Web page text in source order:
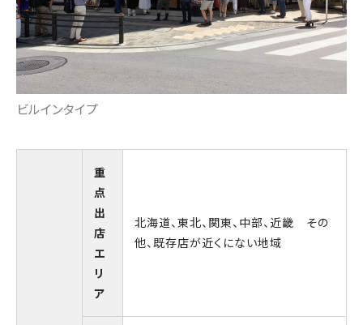
ビルインタイプ
重
点
出
店
エ
リ
ア
北海道、東北、関東、中部、近畿 その
他、既存店が近くにない地域